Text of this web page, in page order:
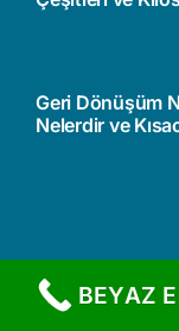
Geri Dönüşüm
Nelerdir ve
BEYAZ